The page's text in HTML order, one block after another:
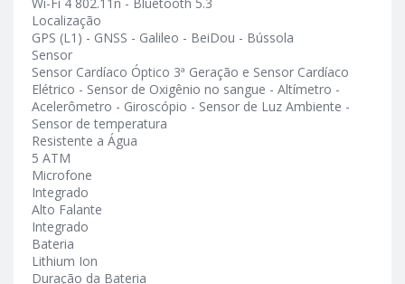
Localização
GPS (L1) - GNSS - Galileo - BeiDou - Bússola
Sensor
Sensor Cardíaco Óptico 3ª Geração e Sensor Cardíaco
Elétrico - Sensor de Oxigênio no sangue - Altímetro -
Acelerômetro - Giroscópio - Sensor de Luz Ambiente -
Sensor de temperatura
Resistente a Água
5 ATM
Microfone
Integrado
Alto Falante
Integrado
Bateria
Lithium Ion
Duração da Bateria